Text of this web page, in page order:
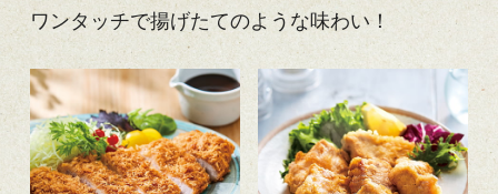
ワンタッチで揚げたてのような味わい！